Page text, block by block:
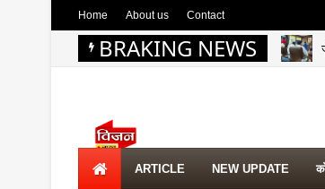
Home About us Contact
BRAKING NEWS
ARTICLE NEW UPDATE